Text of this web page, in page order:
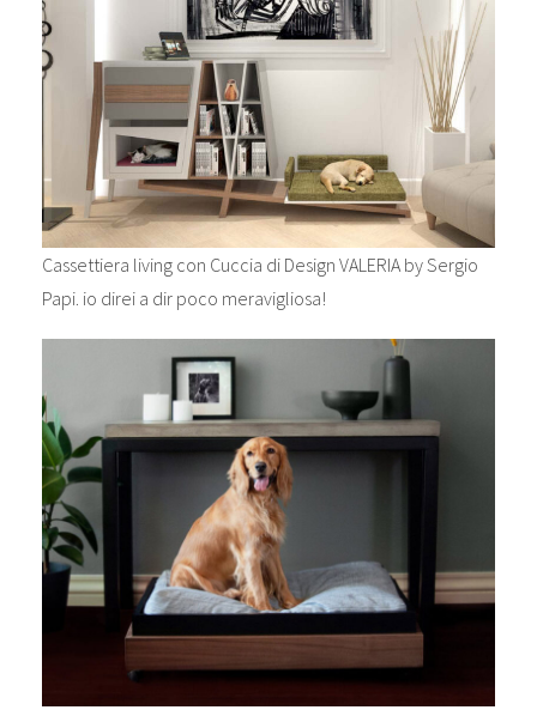
Cassettiera living con Cuccia di Design VALERIA by Sergio
Papi. io direi a dir poco meravigliosa!